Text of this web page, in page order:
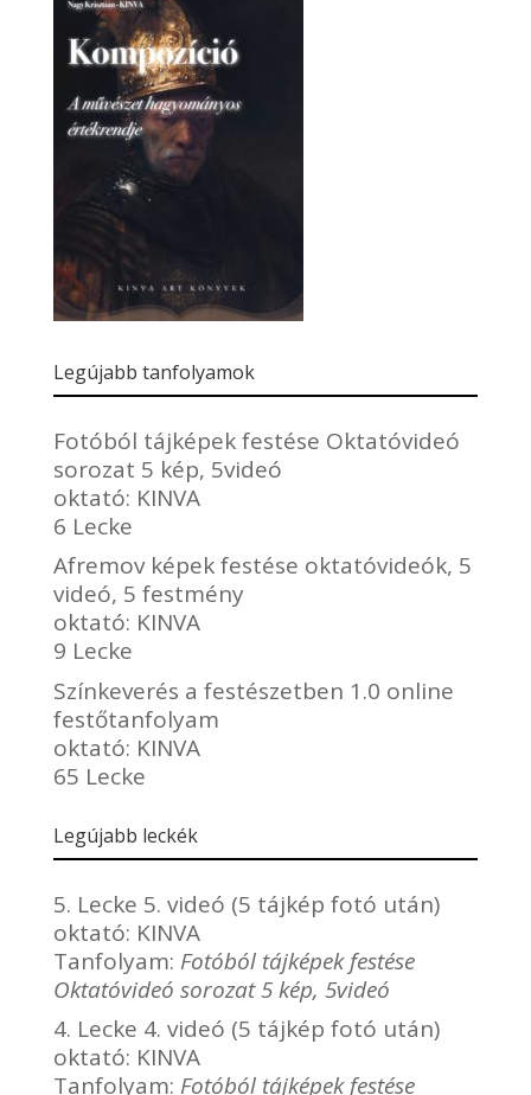
Legújabb tanfolyamok
Fotóból tájképek festése Oktatóvideó
sorozat 5 kép, 5videó
oktató: KINVA
6 Lecke
Afremov képek festése oktatóvideók, 5
videó, 5 festmény
oktató: KINVA
9 Lecke
Színkeverés a festészetben 1.0 online
festőtanfolyam
oktató: KINVA
65 Lecke
Legújabb leckék
5. Lecke 5. videó (5 tájkép fotó után)
oktató: KINVA
Tanfolyam: Fotóból tájképek festése
Oktatóvideó sorozat 5 kép, 5videó
4. Lecke 4. videó (5 tájkép fotó után)
oktató: KINVA
Tanfolyam: Fotóból tájképek festése